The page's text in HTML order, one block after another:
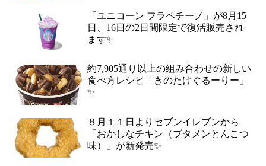
「ユニコーン フラペチーノ」が8月15
日、16日の2日間限定で復活販売され
ます✨
約7,905通り以上の組み合わせの新しい
食べ方レシピ「きのたけぐるーりー」
✨
８月１１日よりセブンイレブンから
「おかしなチキン（ブタメンとんこつ
味）」が新発売✨